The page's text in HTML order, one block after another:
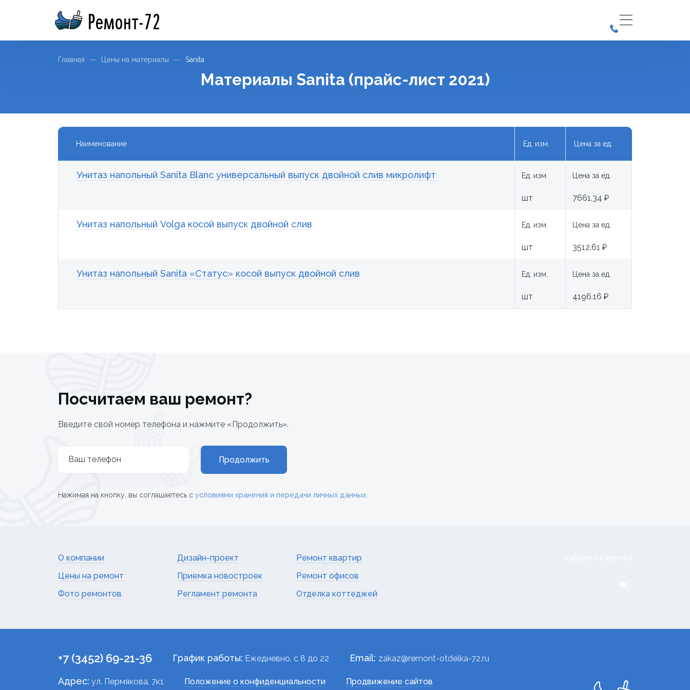
Ремонт-72
Главная Цены на материалы Sanita
Материалы Sanita (прайс-лист 2021)
Наименование Ед. изм. Цена за ед.
Унитаз напольный Sanita Blanc универсальный выпуск двойной слив микролифт Ед. изм.
шт
Цена за ед.
7661.34 ₽
Унитаз напольный Volga косой выпуск двойной слив Ед. изм.
шт
Цена за ед.
3512.61 ₽
Унитаз напольный Sanita «Статус» косой выпуск двойной слив Ед. изм.
шт
Цена за ед.
4196.16 ₽
Посчитаем ваш ремонт?
Введите свой номер телефона и нажмите «Продолжить».
Ваш телефон Продолжить
Нажимая на кнопку, вы соглашаетесь с условиями хранения и передачи личных данных
О компании
Цены на ремонт
Фото ремонтов
Дизайн-проект
Приемка новостроек
Регламент ремонта
Ремонт квартир
Ремонт офисов
Отделка коттеджей
+7 (3452) 69-21-36 График работы: Ежедневно, c 8 до 22 Email: zakaz@remont-otdelka-72.ru
Адрес: ул. Пермякова, 7к1 Положение о конфиденциальности Продвижение сайтов